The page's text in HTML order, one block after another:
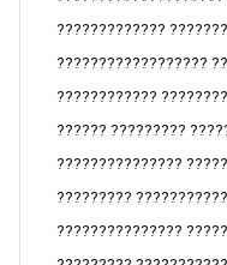
?????????????
??????????????????
????????????
?????? ?????????
???????????????
?????????
???????????????